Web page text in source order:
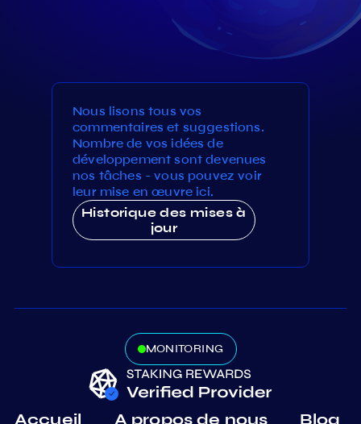
Nous lisons tous vos
commentaires et suggestions.
Nombre de vos idées de
développement sont devenues
nos tâches - vous pouvez voir
leur mise en œuvre ici.
Historique des mises à
jour
MONITORING
Accueil A propos de nous Blog